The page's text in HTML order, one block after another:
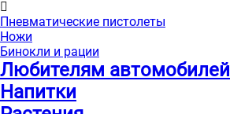
Пневматические пистолеты
Ножи
Бинокли и рации
Любителям автомобилей
Напитки